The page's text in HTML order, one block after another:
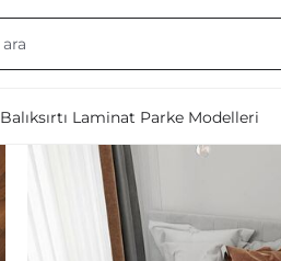
Balıksırtı Laminat Parke Modelleri